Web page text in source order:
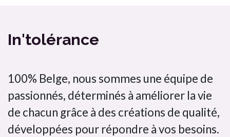
In'tolérance
100% Belge, nous sommes une équipe de
passionnés, déterminés à améliorer la vie
de chacun grâce à des créations de qualité,
développées pour répondre à vos besoins.